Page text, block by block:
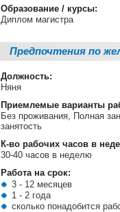
Образование / курсы:
Диплом магистра
Предпочтения по
Должность:
Няня
Приемлемые варианты
Без проживания, Полная
занятость
К-во рабочих часов в
30-40 часов в неделю
Работа на срок:
3 - 12 месяцев
1 - 2 года
сколько понадобится